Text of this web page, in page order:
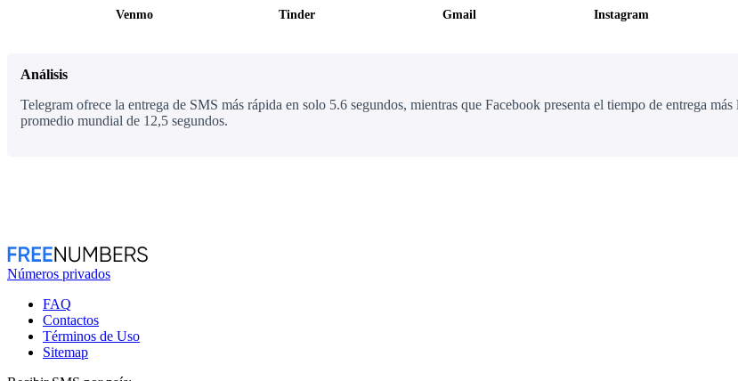
Venmo Tinder Gmail Instagram
Análisis
Telegram ofrece la entrega de SMS más rápida en solo 5.6 segundos, mientras que Facebook presenta el tiempo de entrega
promedio mundial de 12,5 segundos.
Números privados
FAQ
Contactos
Términos de Uso
Sitemap